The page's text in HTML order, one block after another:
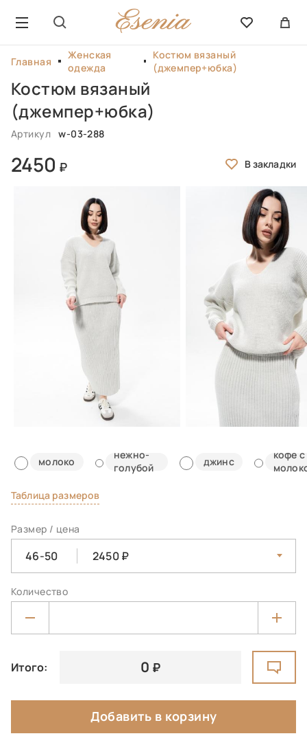
Главная
Женская
одежда
Костюм вязаный
(джемпер+юбка)
Костюм вязаный
(джемпер+юбка)
Артикул w-03-288
2450
молоко
нежно-
голубой
джинс
кофе с
Таблица размеров
Размер / цена
46-50 2450
Количество
Итого: 0
Добавить в корзину